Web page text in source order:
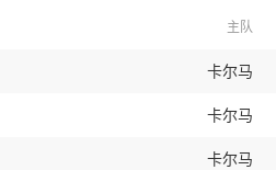
主队
卡尔马
卡尔马
卡尔马